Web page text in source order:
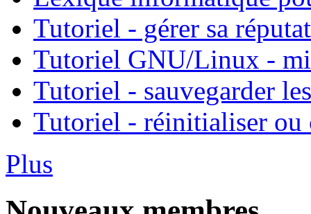
Tutoriel - gérer sa
Tutoriel GNU/Linux -
Tutoriel - sauvegarder
Tutoriel - réinitialiser ou
Plus